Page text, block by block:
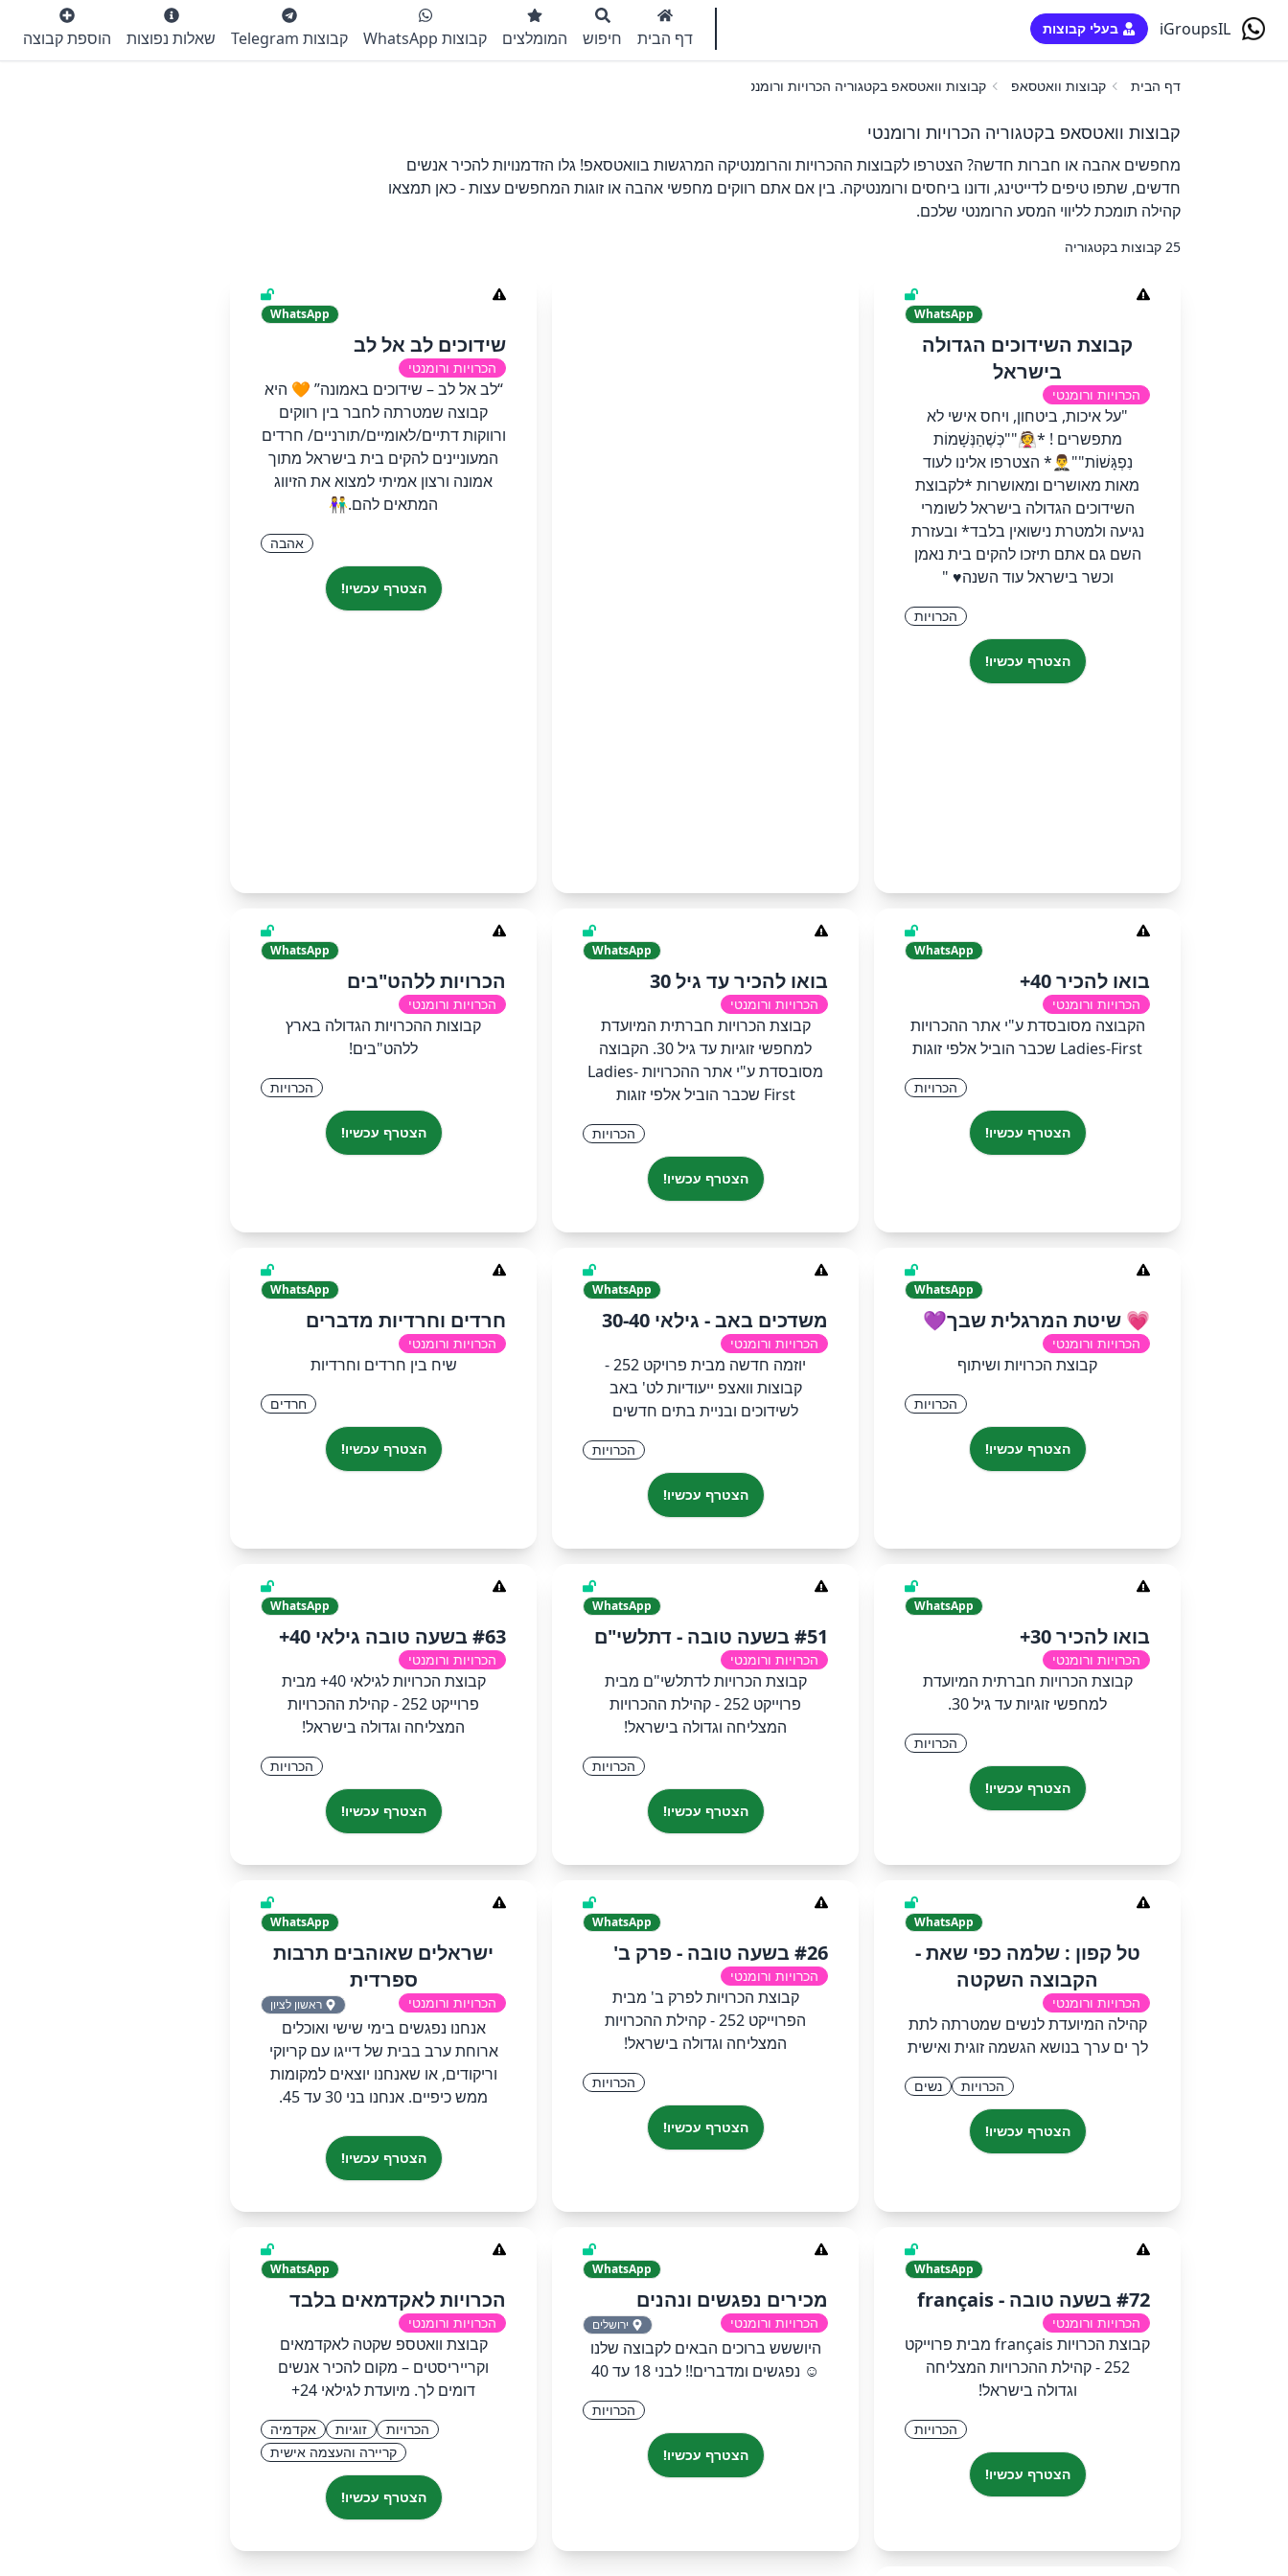
iGroupsIL בעלי קבוצות דף הבית חיפוש המומלצים קבוצות WhatsApp קבוצות Telegram שאלות נפוצות הוספת קבוצה
דף הבית קבוצות וואטסאפ קבוצות וואטסאפ בקטגוריה הכרויות ורומנטי
קבוצות וואטסאפ בקטגוריה הכרויות ורומנטי
מחפשים אהבה או חברות חדשה? הצטרפו לקבוצות ההכרויות והרומנטיקה המרגשות בוואטסאפ! גלו הזדמנויות להכיר אנשים
חדשים, שתפו טיפים לדייטינג, ודונו ביחסים ורומנטיקה. בין אם אתם רווקים מחפשי אהבה או זוגות המחפשים עצות - כאן תמצאו
קהילה תומכת לליווי המסע הרומנטי שלכם.
25 קבוצות בקטגוריה
WhatsApp
קבוצת השידוכים הגדולה
בישראל
הכרויות ורומנטי
"על איכות, ביטחון, ויחס אישי לא
מתפשרים ! *👰""כְּשֶׁהַנְּשָׁמוֹת
נִפְגָּשׁוֹת""🤵‍♂️* הצטרפו אלינו לעוד
מאות מאושרים ומאושרות *לקבוצת
השידוכים הגדולה בישראל לשומרי
נגיעה ולמטרת נישואין בלבד* ובעזרת
השם גם אתם תיזכו להקים בית נאמן
וכשר בישראל עוד השנה♥︎ "
הכרויות
הצטרף עכשיו!
WhatsApp
שידוכים לב אל לב
הכרויות ורומנטי
“לב אל לב – שידוכים באמונה” 🧡 היא
קבוצה שמטרתה לחבר בין רווקים
ורווקות דתיים/לאומיים/תורניים/ חרדים
המעוניינים להקים בית בישראל מתוך
אמונה ורצון אמיתי למצוא את הזיווג
המתאים להם.👫
אהבה
הצטרף עכשיו!
WhatsApp
בואו להכיר 40+
הכרויות ורומנטי
הקבוצה מסובסדת ע"י אתר ההכרויות
Ladies-First שכבר הוביל אלפי זוגות
הכרויות
הצטרף עכשיו!
WhatsApp
בואו להכיר עד גיל 30
הכרויות ורומנטי
קבוצת הכרויות חברתית המיועדת
למחפשי זוגיות עד גיל 30. הקבוצה
מסובסדת ע"י אתר ההכרויות Ladies-
First שכבר הוביל אלפי זוגות
הכרויות
הצטרף עכשיו!
WhatsApp
הכרויות ללהט"בים
הכרויות ורומנטי
קבוצות ההכרויות הגדולה בארץ
ללהט"בים!
הכרויות
הצטרף עכשיו!
WhatsApp
💗 שיטת המרגלית שבך💜
הכרויות ורומנטי
קבוצת הכרויות ושיתוף
הכרויות
הצטרף עכשיו!
WhatsApp
משדכים באב - גילאי 30-40
הכרויות ורומנטי
יוזמה חדשה מבית פרויקט 252 -
קבוצות וואצפ ייעודיות לט' באב
לשידוכים ובניית בתים חדשים
הכרויות
הצטרף עכשיו!
WhatsApp
חרדים וחרדיות מדברים
הכרויות ורומנטי
שיח בין חרדים וחרדיות
חרדים
הצטרף עכשיו!
WhatsApp
בואו להכיר 30+
הכרויות ורומנטי
קבוצת הכרויות חברתית המיועדת
למחפשי זוגיות עד גיל 30.
הכרויות
הצטרף עכשיו!
WhatsApp
#51 בשעה טובה - דתלשי"ם
הכרויות ורומנטי
קבוצת הכרויות לדתלשי"ם מבית
פרוייקט 252 - קהילת ההכרויות
המצליחה וגדולה בישראל!
הכרויות
הצטרף עכשיו!
WhatsApp
#63 בשעה טובה גילאי 40+
הכרויות ורומנטי
קבוצת הכרויות לגילאי 40+ מבית
פרוייקט 252 - קהילת ההכרויות
המצליחה וגדולה בישראל!
הכרויות
הצטרף עכשיו!
WhatsApp
טל קפון : שלמה כפי שאת -
הקבוצה השקטה
הכרויות ורומנטי
קהילה המיועדת לנשים שמטרתה לתת
לך ים ערך בנושא הגשמה זוגית ואישית
הכרויות נשים
הצטרף עכשיו!
WhatsApp
#26 בשעה טובה - פרק ב'
הכרויות ורומנטי
קבוצת הכרויות לפרק ב' מבית
הפרוייקט 252 - קהילת ההכרויות
המצליחה וגדולה בישראל!
הכרויות
הצטרף עכשיו!
WhatsApp
ישראלים שאוהבים תרבות
ספרדית
הכרויות ורומנטי ראשון לציון
אנחנו נפגשים בימי שישי ואוכלים
ארוחת ערב בבית של דייגו עם קריוקי
וריקודים, או שאנחנו יוצאים למקומות
ממש כיפיים. אנחנו בני 30 עד 45.
הצטרף עכשיו!
WhatsApp
#72 בשעה טובה - français
הכרויות ורומנטי
קבוצת הכרויות français מבית פרוייקט
252 - קהילת ההכרויות המצליחה
וגדולה בישראל!
הכרויות
הצטרף עכשיו!
WhatsApp
מכירים נפגשים ונהנים
הכרויות ורומנטי ירושלים
היוששש ברוכים הבאים לקבוצה שלנו
☺️ נפגשים ומדברים!! לבני 18 עד 40
הכרויות
הצטרף עכשיו!
WhatsApp
הכרויות לאקדמאים בלבד
הכרויות ורומנטי
קבוצת וואטספ שקטה לאקדמאים
וקרייריסטים – מקום להכיר אנשים
דומים לך. מיועדת לגילאי 24+
הכרויות זוגיות
אקדמיה
קריירה והעצמה אישית
הצטרף עכשיו!